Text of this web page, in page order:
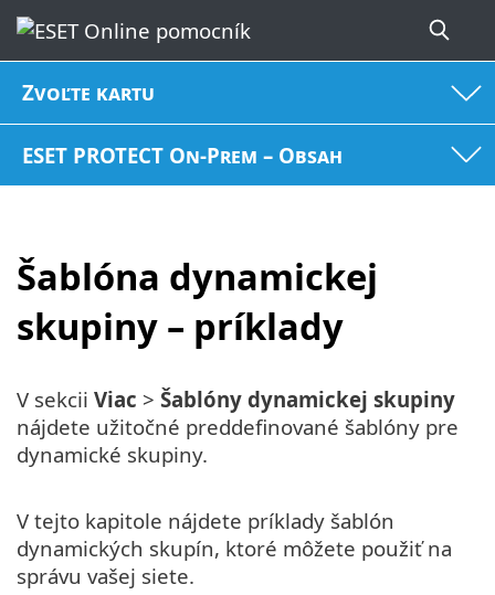
Zvoľte kartu
ESET PROTECT On-Prem – Obsah
Šablóna dynamickej
skupiny – príklady
V sekcii Viac > Šablóny dynamickej skupiny
nájdete užitočné preddefinované šablóny pre
dynamické skupiny.
V tejto kapitole nájdete príklady šablón
dynamických skupín, ktoré môžete použiť na
správu vašej siete.